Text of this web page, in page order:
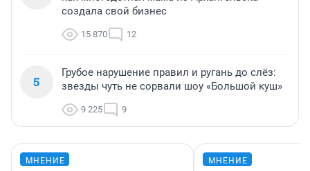
создала свой бизнес
15 870 12
5
Грубое нарушение правил и ругань до слёз:
звезды чуть не сорвали шоу «Большой куш»
9 225 9
МНЕНИЕ МНЕНИЕ